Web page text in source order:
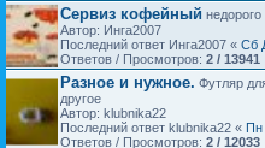
Сервиз кофейный недорого
Автор: Инга2007
Последний ответ Инга2007 « Сб
Ответов / Просмотров: 2 / 13941
Разное и нужное. Футляр
другое
Автор: klubnika22
Последний ответ klubnika22 « Пн
Ответов / Просмотров: 2 / 12033